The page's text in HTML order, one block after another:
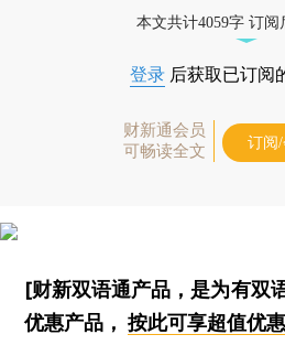
本文共计4059字 订阅
登录 后获取已订阅
财新通会员
可畅读全文
订阅
[财新双语通产品，是为有双
优惠产品，按此可享超值优